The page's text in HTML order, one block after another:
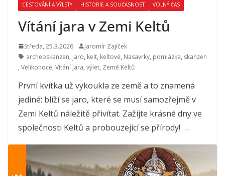
CESTOVÁNÍ A VÝLETY HISTORIE A SOUČASNOST VOLNÝ ČAS
Vítání jara v Zemi Keltů
Středa, 25.3.2026
Jaromír Zajíček
archeoskanzen, jaro, kelt, keltové, Nasavrky, pomlázka, skanzen
, Velikonoce, Vítání jara, výlet, Země Keltů
První kvítka už vykoukla ze země a to znamená
jediné: blíží se jaro, které se musí samozřejmě v
Zemi Keltů náležitě přivítat. Zažijte krásné dny ve
společnosti Keltů a probouzející se přírody! …